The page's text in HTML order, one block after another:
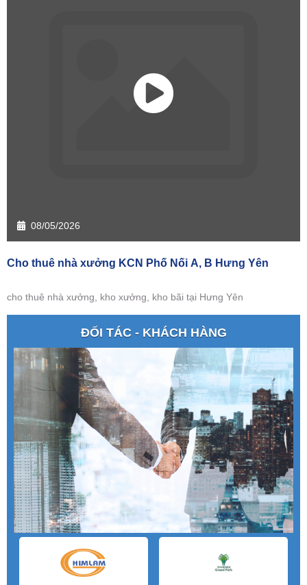
08/05/2026
Cho thuê nhà xưởng KCN Phố Nối A, B Hưng Yên
cho thuê nhà xưởng, kho xưởng, kho bãi tại Hưng Yên
ĐỐI TÁC - KHÁCH HÀNG